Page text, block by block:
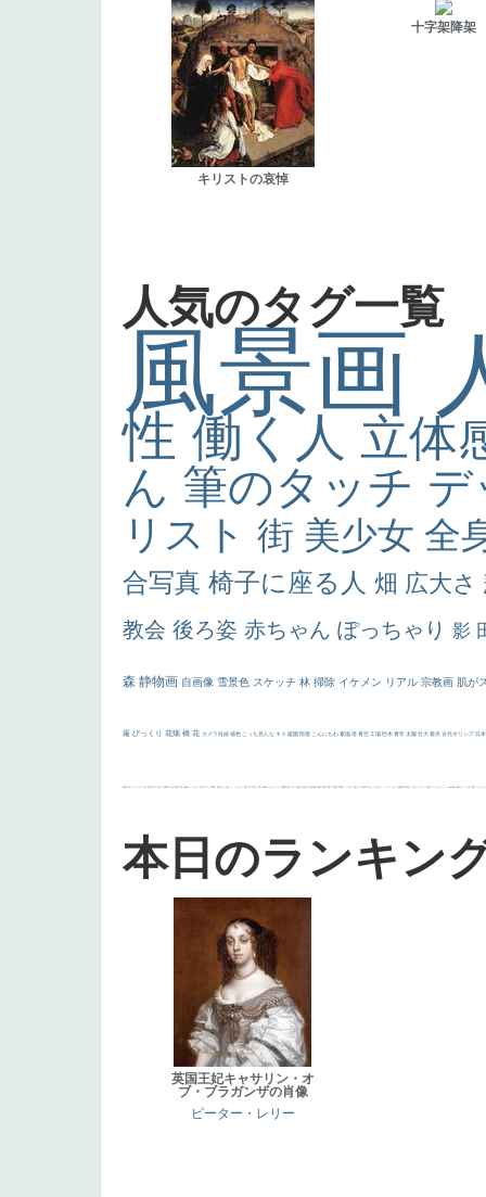
キリストの哀悼
十字架降架
人気のタグ一覧
風景画
性 働く人 立体
ん 筆のタッチ
リスト 街 美少女 全
合写真 椅子に座る人 畑 広大さ
教会 後ろ姿 赤ちゃん ぽっちゃり 影
森 静物画 自画像 雪景色 スケッチ 林 掃除 イケメン リアル 宗教画 肌が
厳 びっくり 花畑 橋 花 カメラ目線 補色 こっち見んな キス 庭園 部屋 こんにちわ 素描 塔 青空 工場 巨木 青年 太陽 壮大 着衣 古代ギリシア 日
画質 last ヴィーナス 剣 白人少女 食事中 山本芳翠 麦 alciato ハーレム 女神 ローマ教皇 奥行き 火起こし シスター 東方の三博士 114514 かっこいい 受胎告知 天から覗き込む顔 設計図 挿絵 群衆 親子 裸婦 可愛い ピサロ ＃名画で学ぶ「たるみ」 ニーソックス 躍動感 黄色 こわい コート 畦道 レンブラント・ sekkusu 暖かい バブみ 靴下 ショッ
本日のランキン
英国王妃キャサリン・オ
ブ・ブラガンザの肖像
ピーター・レリー